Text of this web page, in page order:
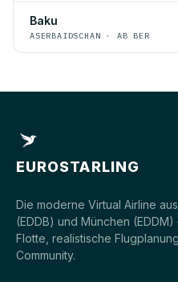
Baku
ASERBAIDSCHAN · AB BER
EUROSTARLING
Die moderne Virtual Airline
(EDDB) und München
Flotte, realistische
Community.